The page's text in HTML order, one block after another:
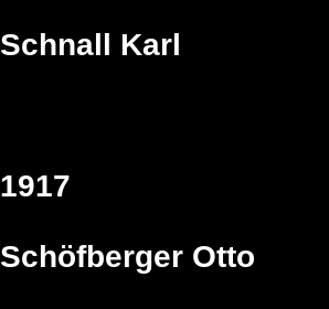
Schnall Karl
1917
Schöfberger Otto